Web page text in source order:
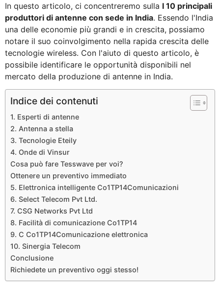
In questo articolo, ci concentreremo sulla I 10 principali
produttori di antenne con sede in India. Essendo l'India
una delle economie più grandi e in crescita, possiamo
notare il suo coinvolgimento nella rapida crescita delle
tecnologie wireless. Con l'aiuto di questo articolo, è
possibile identificare le opportunità disponibili nel
mercato della produzione di antenne in India.
Indice dei contenuti
1. Esperti di antenne
2. Antenna a stella
3. Tecnologie Eteily
4. Onde di Vinsur
Cosa può fare Tesswave per voi?
Ottenere un preventivo immediato
5. Elettronica intelligente Co1TP14Comunicazioni
6. Select Telecom Pvt Ltd.
7. CSG Networks Pvt Ltd
8. Facilità di comunicazione Co1TP14
9. C Co1TP14Comunicazione elettronica
10. Sinergia Telecom
Conclusione
Richiedete un preventivo oggi stesso!